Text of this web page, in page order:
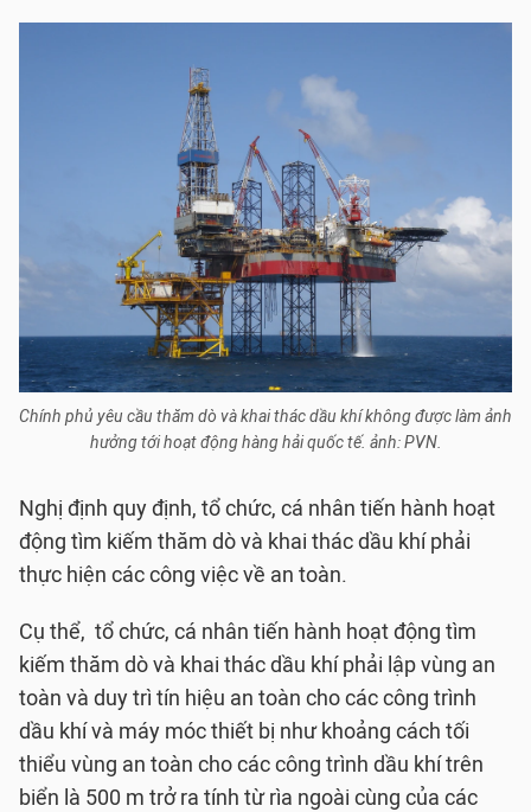
Chính phủ yêu cầu thăm dò và khai thác dầu khí không được làm ảnh
hưởng tới hoạt động hàng hải quốc tế. ảnh: PVN.
Nghị định quy định, tổ chức, cá nhân tiến hành hoạt
động tìm kiếm thăm dò và khai thác dầu khí phải
thực hiện các công việc về an toàn.
Cụ thể, tổ chức, cá nhân tiến hành hoạt động tìm
kiếm thăm dò và khai thác dầu khí phải lập vùng an
toàn và duy trì tín hiệu an toàn cho các công trình
dầu khí và máy móc thiết bị như khoảng cách tối
thiểu vùng an toàn cho các công trình dầu khí trên
biển là 500 m trở ra tính từ rìa ngoài cùng của các